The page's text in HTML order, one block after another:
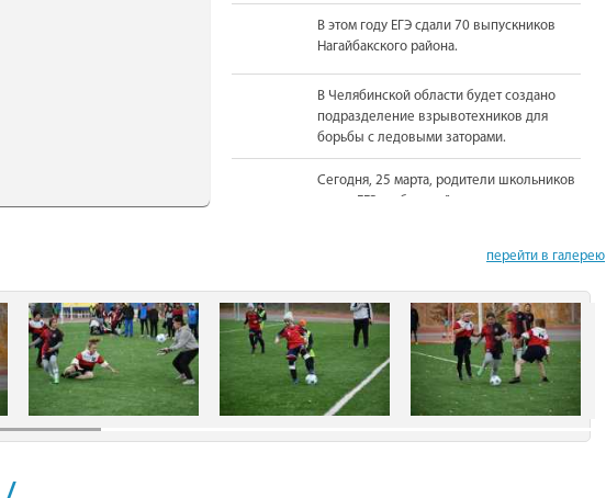
В этом году ЕГЭ сдали 70 выпускников
Нагайбакского района.
В Челябинской области будет создано
подразделение взрывотехников для
борьбы с ледовыми заторами.
Сегодня, 25 марта, родители школьников
сдали ЕГЭ по базовой математике.
На должность Уполномоченного по
вновь назначена Юлия Сударенко
Юные читатели приняли участие в
чемпионате по чтению вслух.
В Нагайбакском районе установлен
перейти в галерею
/